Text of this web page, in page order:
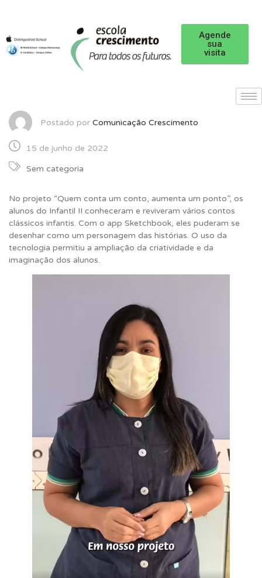
Agende
sua
visita
Postado por Comunicação Crescimento
15 de junho de 2022
Sem categoria
No projeto “Quem conta um conto, aumenta um ponto”, os
alunos do Infantil II conheceram e reviveram vários contos
clássicos infantis. Com o app Sketchbook, eles puderam se
desenhar como um personagem das histórias. O uso da
tecnologia permitiu a ampliação da criatividade e da
imaginação dos alunos.